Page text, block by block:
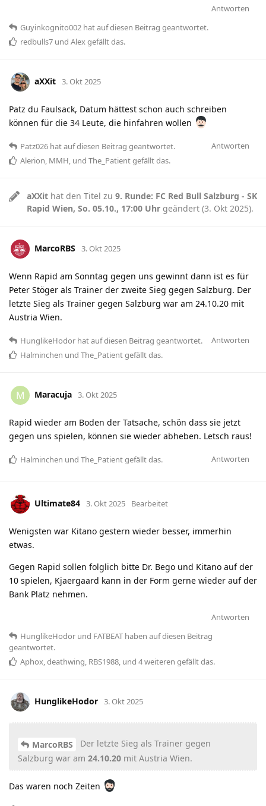
Antworten
Guyinkognito002 hatauf diesen Beitrag geantwortet.
redbulls7 und Alexgefällt das.
aXXit 3. Okt 2025
Patz du Faulsack, Datum hättest schon auch schreiben
können für die 34 Leute, die hinfahren wollen
Antworten
Patz026 hatauf diesen Beitrag geantwortet.
Alerion, MMH, und The_Patientgefällt das.
aXXit hat den Titel zu 9. Runde: FC Red Bull Salzburg - SK
Rapid Wien, So. 05.10., 17:00 Uhr geändert (3. Okt 2025).
MarcoRBS 3. Okt 2025
Wenn Rapid am Sonntag gegen uns gewinnt dann ist es für
Peter Stöger als Trainer der zweite Sieg gegen Salzburg. Der
letzte Sieg als Trainer gegen Salzburg war am 24.10.20 mit
Austria Wien.
Antworten
HunglikeHodor hatauf diesen Beitrag geantwortet.
Halminchen und The_Patientgefällt das.
M Maracuja 3. Okt 2025
Rapid wieder am Boden der Tatsache, schön dass sie jetzt
gegen uns spielen, können sie wieder abheben. Letsch raus!
Antworten
Halminchen und The_Patientgefällt das.
Ultimate84 3. Okt 2025 Bearbeitet
Wenigsten war Kitano gestern wieder besser, immerhin
etwas.
Gegen Rapid sollen folglich bitte Dr. Bego und Kitano auf der
10 spielen, Kjaergaard kann in der Form gerne wieder auf der
Bank Platz nehmen.
Antworten
HunglikeHodor und FATBEAT haben auf diesen Beitrag
geantwortet.
Aphox,deathwing, RBS1988, und 4weiteren gefällt das.
HunglikeHodor 3. Okt 2025
MarcoRBS
Der letzte Sieg als Trainer gegen
Salzburg war am 24.10.20 mit Austria Wien.
Das waren noch Zeiten